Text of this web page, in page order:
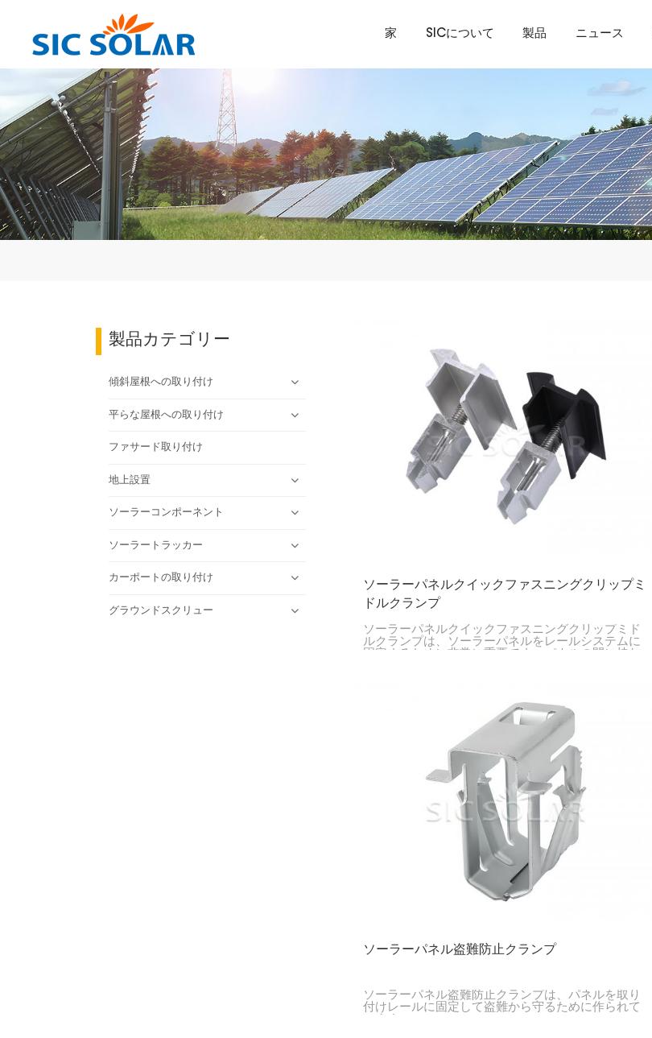
家 SICについて 製品 ニュース
製品カテゴリー
傾斜屋根への取り付け
平らな屋根への取り付け
ファサード取り付け
地上設置
ソーラーコンポーネント
ソーラートラッカー
カーポートの取り付け
グラウンドスクリュー
ソーラーパネルクイックファスニングクリップミ
ドルクランプ
ソーラーパネルクイックファスニングクリップミド
ルクランプは、ソーラーパネルをレールシステムに
ソーラーパネル盗難防止クランプ
ソーラーパネル盗難防止クランプは、パネルを取り
付けレールに固定して盗難から守るために作られて